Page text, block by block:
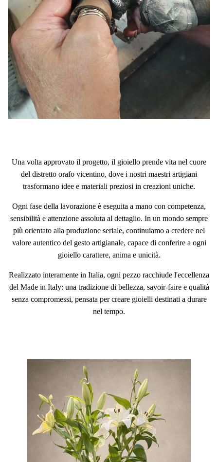
Una volta approvato il progetto, il gioiello prende vita nel cuore
del distretto orafo vicentino, dove i nostri maestri artigiani
trasformano idee e materiali preziosi in creazioni uniche.
Ogni fase della lavorazione è eseguita a mano con competenza,
sensibilità e attenzione assoluta al dettaglio. In un mondo sempre
più orientato alla produzione seriale, continuiamo a credere nel
valore autentico del gesto artigianale, capace di conferire a ogni
gioiello carattere, anima e unicità.
Realizzato interamente in Italia, ogni pezzo racchiude l'eccellenza
del Made in Italy: una tradizione di bellezza, savoir-faire e qualità
senza compromessi, pensata per creare gioielli destinati a durare
nel tempo.